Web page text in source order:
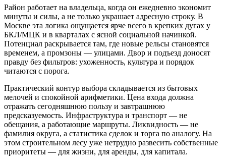
Район работает на владельца, когда он ежедневно экономит
минуты и силы, а не только украшает адресную строку. В
Москве эта логика ощущается ярче всего в крепких дугах у
БКЛ/МЦК и в кварталах с ясной социальной начинкой.
Потенциал раскрывается там, где новые рельсы становятся
временем, а промзоны — улицами. Двор и подъезд доносят
правду без фильтров: ухоженность, культура и порядок
читаются с порога.
Практический контур выбора складывается из бытовых
мелочей и спокойной арифметики. Цена входа должна
отражать сегодняшнюю пользу и завтрашнюю
предсказуемость. Инфраструктура и транспорт — не
обещания, а работающие маршруты. Ликвидность — не
фамилия округа, а статистика сделок и торга по аналогу. На
этом строительном лесу уже нетрудно развесить собственные
приоритеты — для жизни, для аренды, для капитала.